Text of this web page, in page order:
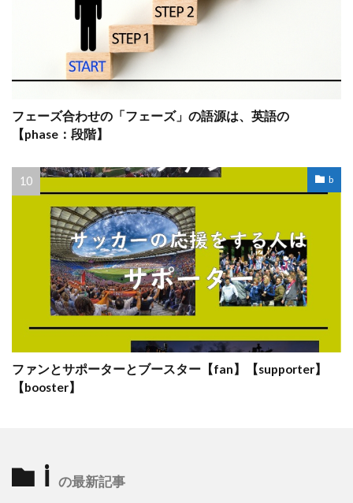
フェーズ合わせの「フェーズ」の語源は、英語の
【phase：段階】
b
ファンとサポーターとブースター【fan】【supporter】
【booster】
i の最新記事